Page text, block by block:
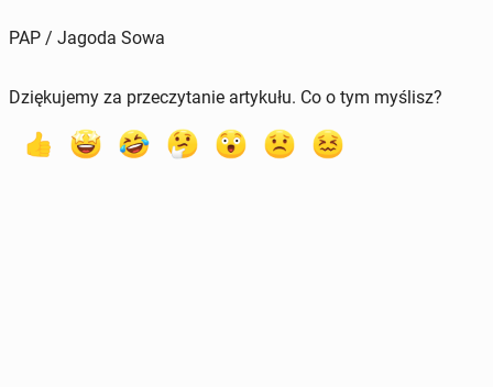
PAP / Jagoda Sowa
Dziękujemy za przeczytanie artykułu. Co o tym myślisz?